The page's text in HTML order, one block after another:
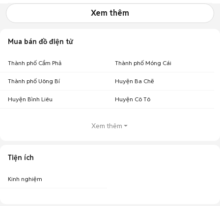
Chính Hãng Việt Nam
Xem thêm
Mua bán đồ điện tử
Thành phố Cẩm Phả Thành phố Móng Cái
Thành phố Uông Bí Huyện Ba Chẽ
Huyện Bình Liêu Huyện Cô Tô
Xem thêm
Tiện ích
Kinh nghiệm